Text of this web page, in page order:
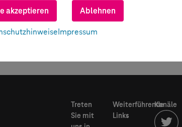
Testausführung erstellt die Mobile Device Cloud
Statistiken Ihrer automatisierten Testausführungen
erreichen. Dort erhalten Sie detaillierte
mittels eines Videos protokolliert und Sie
akzeptieren Ablehnen
Impressum